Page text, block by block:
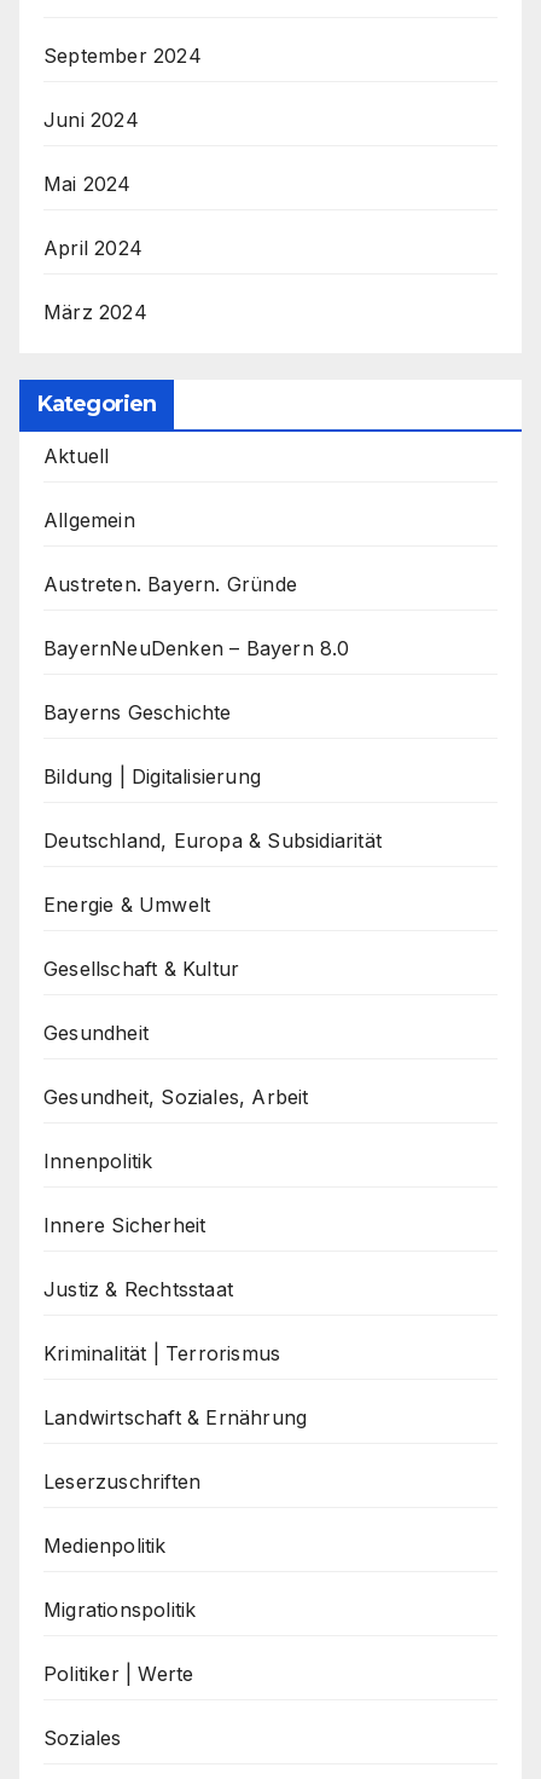
September 2024
Juni 2024
Mai 2024
April 2024
März 2024
Kategorien
Aktuell
Allgemein
Austreten. Bayern. Gründe
BayernNeuDenken – Bayern 8.0
Bayerns Geschichte
Bildung | Digitalisierung
Deutschland, Europa & Subsidiarität
Energie & Umwelt
Gesellschaft & Kultur
Gesundheit
Gesundheit, Soziales, Arbeit
Innenpolitik
Innere Sicherheit
Justiz & Rechtsstaat
Kriminalität | Terrorismus
Landwirtschaft & Ernährung
Leserzuschriften
Medienpolitik
Migrationspolitik
Politiker | Werte
Soziales